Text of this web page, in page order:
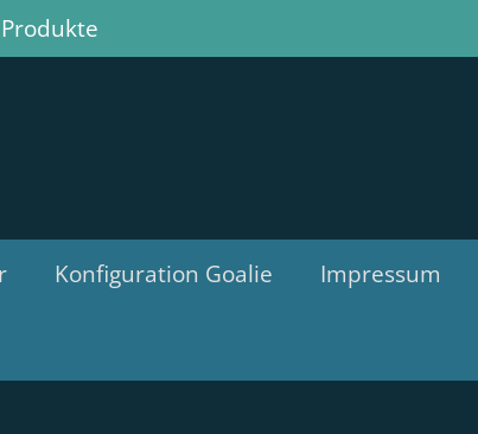
Konfiguration Goalie Impressum